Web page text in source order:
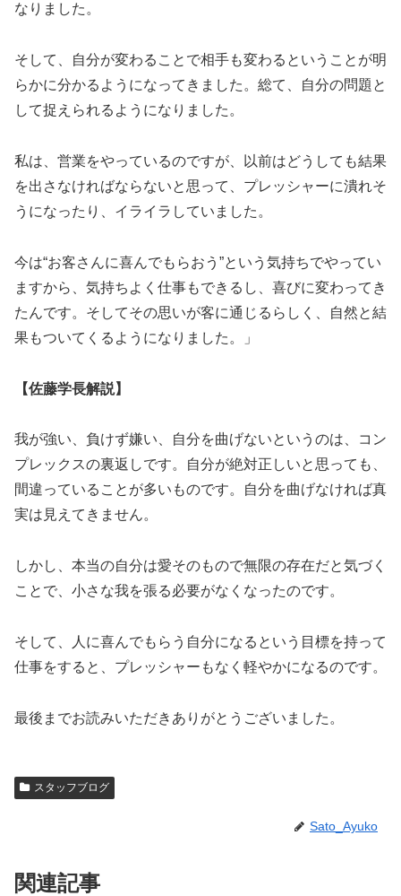
なりました。
そして、自分が変わることで相手も変わるということが明
らかに分かるようになってきました。総て、自分の問題と
して捉えられるようになりました。
私は、営業をやっているのですが、以前はどうしても結果
を出さなければならないと思って、プレッシャーに潰れそ
うになったり、イライラしていました。
今は“お客さんに喜んでもらおう”という気持ちでやってい
ますから、気持ちよく仕事もできるし、喜びに変わってき
たんです。そしてその思いが客に通じるらしく、自然と結
果もついてくるようになりました。」
【佐藤学長解説】
我が強い、負けず嫌い、自分を曲げないというのは、コン
プレックスの裏返しです。自分が絶対正しいと思っても、
間違っていることが多いものです。自分を曲げなければ真
実は見えてきません。
しかし、本当の自分は愛そのもので無限の存在だと気づく
ことで、小さな我を張る必要がなくなったのです。
そして、人に喜んでもらう自分になるという目標を持って
仕事をすると、プレッシャーもなく軽やかになるのです。
最後までお読みいただきありがとうございました。
スタッフブログ
Sato_Ayuko
関連記事